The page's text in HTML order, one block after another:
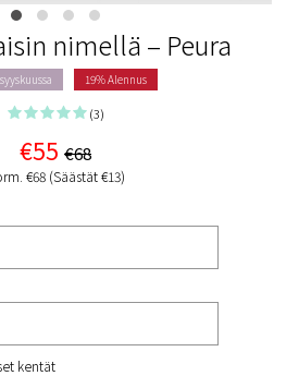
nimellä – Peura
19% Alennus
(3)
€55 €68
€68 (Säästät €13)
kentät